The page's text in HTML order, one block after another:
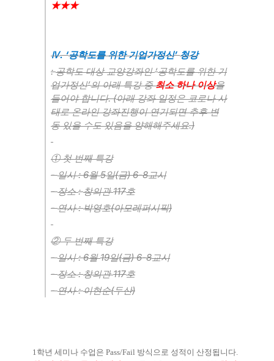
★★★
Ⅳ. ‘공학도를 위한 기업가정신’청강
:공학도 대상 교양강좌인‘공학도를 위한 기
업가정신’의 아래 특강 중최소 하나 이상을
들어야 합니다. (아래 강좌 일정은 코로나 사
태로 온라인 강좌진행이 연기되면 추후 변
동 있을 수도 있음을 양해해주세요.)
①첫 번째 특강
-일시: 6월5일(금) 6-8교시
-장소:창의관117호
-연사:박영호(아모레퍼시픽)
②두 번째 특강
-일시: 6월19일(금) 6-8교시
-장소:창의관117호
-연사:이현순(두산)
1학년 세미나 수업은 Pass/Fail 방식으로 성적이 산정됩니다.